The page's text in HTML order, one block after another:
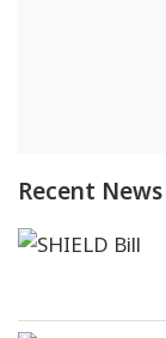
Recent News